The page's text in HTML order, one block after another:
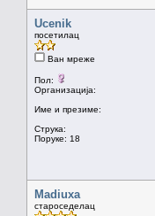
Ucenik
посетилац
Ван мреже
Пол:
Организација:
Име и презиме:
Струка:
Поруке: 18
Madiuxa
староседелац